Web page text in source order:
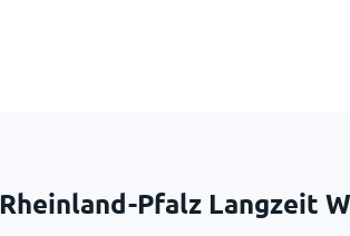
Rheinland-Pfalz Langzeit